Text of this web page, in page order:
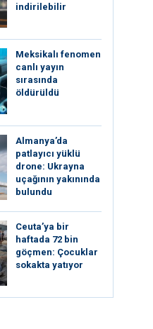
indirilebilir
Meksikalı fenomen
canlı yayın
sırasında
öldürüldü
Almanya’da
patlayıcı yüklü
drone: Ukrayna
uçağının yakınında
bulundu
Ceuta’ya bir
haftada 72 bin
göçmen: Çocuklar
sokakta yatıyor